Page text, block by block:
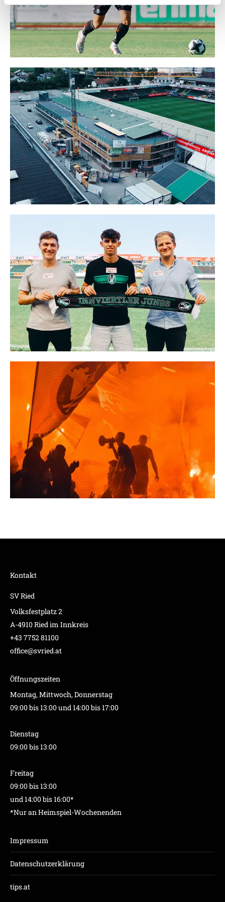
Weitere Details, insbesondere zu Speicherdauer und
Empfänger entnehmen Sie unserer
Datenschutzerklärung.
Kontakt
SV Ried
Volksfestplatz 2
A-4910 Ried im Innkreis
+43 7752 81100
office@svried.at
Öffnungszeiten
Montag, Mittwoch, Donnerstag
09:00 bis 13:00 und 14:00 bis 17:00
Dienstag
09:00 bis 13:00
Freitag
09:00 bis 13:00
und 14:00 bis 16:00*
*Nur an Heimspiel-Wochenenden
Impressum
Datenschutzerklärung
tips.at